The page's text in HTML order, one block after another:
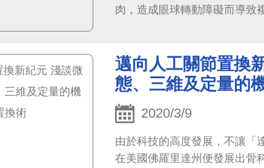
肉，造成眼球轉動障礙而導致
邁向人工關節置換
態、三維及定量的
2020/3/9
由於科技的高度發展，不讓「
在美國佛羅里達州便發展出骨